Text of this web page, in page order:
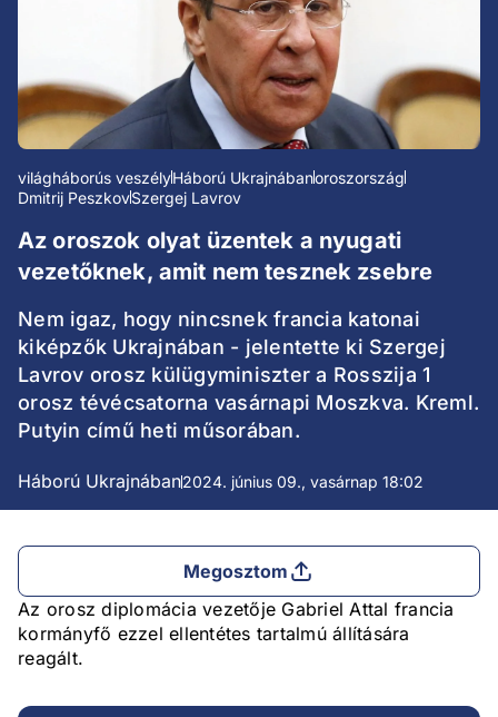
világháborús veszélyHáború Ukrajnábanoroszország
Dmitrij PeszkovSzergej Lavrov
Az oroszok olyat üzentek a nyugati
vezetőknek, amit nem tesznek zsebre
Nem igaz, hogy nincsnek francia katonai
kiképzők Ukrajnában - jelentette ki Szergej
Lavrov orosz külügyminiszter a Rosszija 1
orosz tévécsatorna vasárnapi Moszkva. Kreml.
Putyin című heti műsorában.
Háború Ukrajnában2024. június 09., vasárnap 18:02
Megosztom
Az orosz diplomácia vezetője Gabriel Attal francia
kormányfő ezzel ellentétes tartalmú állítására
reagált.